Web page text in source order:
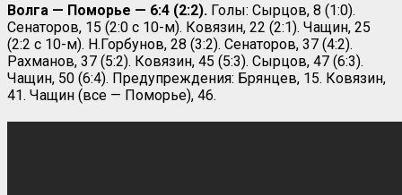
Волга — Поморье — 6:4 (2:2). Голы: Сырцов, 8 (1:0).
Сенаторов, 15 (2:0 с 10-м). Ковязин, 22 (2:1). Чащин, 25
(2:2 с 10-м). Н.Горбунов, 28 (3:2). Сенаторов, 37 (4:2).
Рахманов, 37 (5:2). Ковязин, 45 (5:3). Сырцов, 47 (6:3).
Чащин, 50 (6:4). Предупреждения: Брянцев, 15. Ковязин,
41. Чащин (все — Поморье), 46.